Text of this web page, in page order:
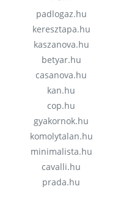
padlogaz.hu
keresztapa.hu
kaszanova.hu
betyar.hu
casanova.hu
kan.hu
cop.hu
gyakornok.hu
komolytalan.hu
minimalista.hu
cavalli.hu
prada.hu